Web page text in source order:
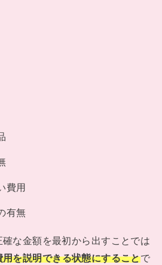
費用
有無
な金額を最初から出すことでは
を説明できる状態にすることで